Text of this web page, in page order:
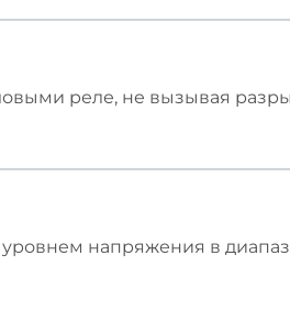
реле, не вызывая
напряжения в